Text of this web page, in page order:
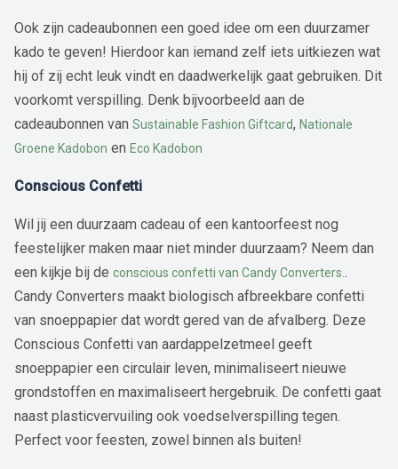
Ook zijn cadeaubonnen een goed idee om een duurzamer
kado te geven! Hierdoor kan iemand zelf iets uitkiezen wat
hij of zij echt leuk vindt en daadwerkelijk gaat gebruiken. Dit
voorkomt verspilling. Denk bijvoorbeeld aan de
cadeaubonnen van Sustainable Fashion Giftcard, Nationale
Groene Kadobon en Eco Kadobon
Conscious Confetti
Wil jij een duurzaam cadeau of een kantoorfeest nog
feestelijker maken maar niet minder duurzaam? Neem dan
een kijkje bij de conscious confetti van Candy Converters. .
Candy Converters maakt biologisch afbreekbare confetti
van snoeppapier dat wordt gered van de afvalberg. Deze
Conscious Confetti van aardappelzetmeel geeft
snoeppapier een circulair leven, minimaliseert nieuwe
grondstoffen en maximaliseert hergebruik. De confetti gaat
naast plasticvervuiling ook voedselverspilling tegen.
Perfect voor feesten, zowel binnen als buiten!